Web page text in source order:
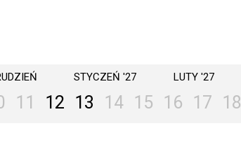
STYCZEŃ '27 LUTY '27
11 12 13 14 15 16 17 18